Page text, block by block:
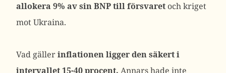
allokera 9% av sin BNP till försvaret och kriget
mot Ukraina.
Vad gällerinflationen ligger den säkert i
intervallet 15-40 procent. Annars hade inte